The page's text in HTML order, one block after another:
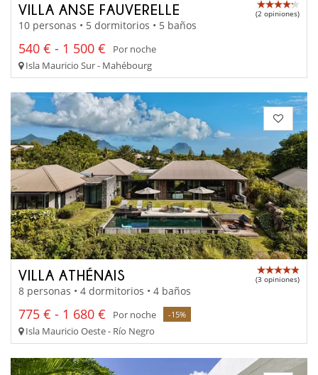
VILLA ANSE FAUVERELLE (2 opiniones)
10 personas • 5 dormitorios • 5 baños
540 € - 1 500 €
Por noche
Isla Mauricio Sur - Mahébourg
VILLA ATHÉNAIS (3 opiniones)
8 personas • 4 dormitorios • 4 baños
775 € - 1 680 € Por noche -15%
Isla Mauricio Oeste - Río Negro